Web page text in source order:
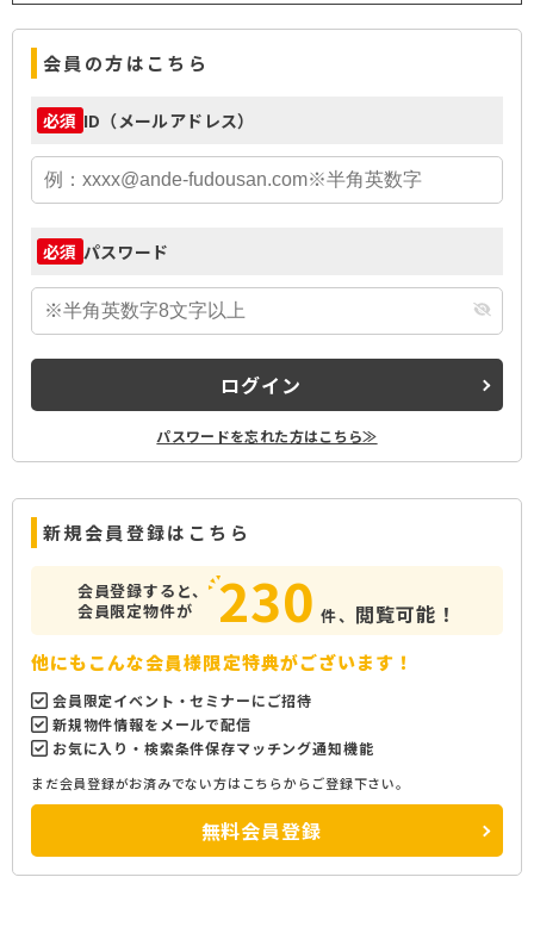
会員の方はこちら
必須 ID（メールアドレス）
必須 パスワード
ログイン
パスワードを忘れた方はこちら≫
新規会員登録はこちら
会員登録すると、
会員限定物件が
230 件、 閲覧可能！
他にもこんな会員様限定特典がございます！
会員限定イベント・セミナーにご招待
新規物件情報をメールで配信
お気に入り・検索条件保存マッチング通知機能
まだ会員登録がお済みでない方はこちらからご登録下さい。
無料会員登録